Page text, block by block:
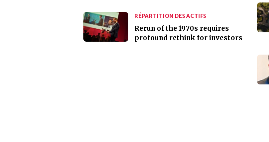
RÉPARTITION DES ACTIFS
Rerun of the 1970s requires
profound rethink for investors